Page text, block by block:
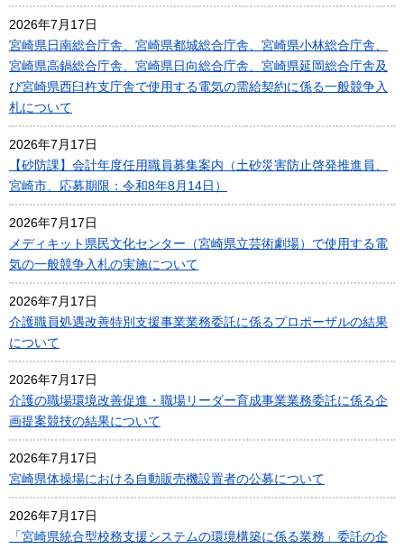
2026年7月17日
宮崎県日南総合庁舎、宮崎県都城総合庁舎、宮崎県小林総合庁舎、
宮崎県高鍋総合庁舎、宮崎県日向総合庁舎、宮崎県延岡総合庁舎及
び宮崎県西臼杵支庁舎で使用する電気の需給契約に係る一般競争入
札について
2026年7月17日
【砂防課】会計年度任用職員募集案内（土砂災害防止啓発推進員、
宮崎市、応募期限：令和8年8月14日）
2026年7月17日
メディキット県民文化センター（宮崎県立芸術劇場）で使用する電
気の一般競争入札の実施について
2026年7月17日
介護職員処遇改善特別支援事業業務委託に係るプロポーザルの結果
について
2026年7月17日
介護の職場環境改善促進・職場リーダー育成事業業務委託に係る企
画提案競技の結果について
2026年7月17日
宮崎県体操場における自動販売機設置者の公募について
2026年7月17日
「宮崎県統合型校務支援システムの環境構築に係る業務」委託の企